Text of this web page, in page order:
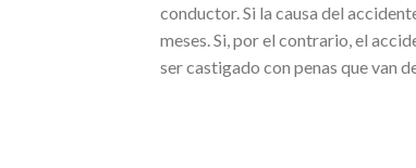
conductor. Si la causa del
meses. Si, por el contrario, el
ser castigado con penas que van